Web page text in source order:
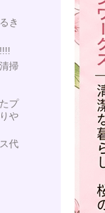
き
掃
プ
や
代